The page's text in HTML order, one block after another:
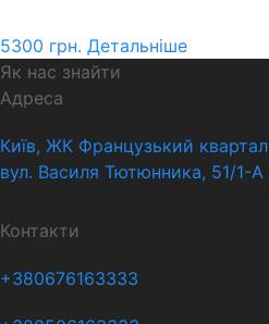
5300 грн. Детальніше
Як нас знайти
Адреса
Київ, ЖК Французький квартал
вул. Василя Тютюнника, 51/1-А
Контакти
+380676163333